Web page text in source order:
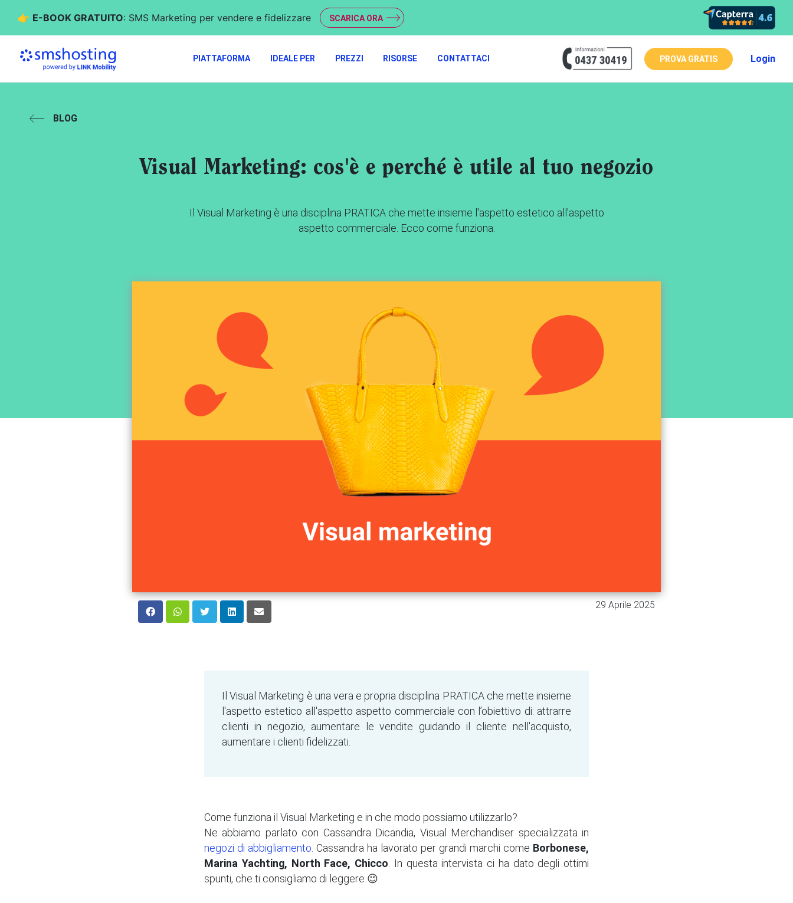
👉 E-BOOK GRATUITO: SMS Marketing per vendere e fidelizzare SCARICA ORA
PIATTAFORMA IDEALE PER PREZZI RISORSE CONTATTACI PROVA GRATIS Login
BLOG
Visual Marketing: cos'è e perché è utile al tuo negozio
Il Visual Marketing è una disciplina PRATICA che mette insieme l'aspetto estetico all'aspetto
aspetto commerciale. Ecco come funziona.
29 Aprile 2025
Il Visual Marketing è una vera e propria disciplina PRATICA che mette insieme
l'aspetto estetico all'aspetto aspetto commerciale con l’obiettivo di: attrarre
clienti in negozio, aumentare le vendite guidando il cliente nell'acquisto,
aumentare i clienti fidelizzati.
Come funziona il Visual Marketing e in che modo possiamo utilizzarlo?
Ne abbiamo parlato con Cassandra Dicandia, Visual Merchandiser specializzata in
negozi di abbigliamento . Cassandra ha lavorato per grandi marchi come Borbonese,
Marina Yachting, North Face, Chicco . In questa intervista ci ha dato degli ottimi
spunti, che ti consigliamo di leggere 😉